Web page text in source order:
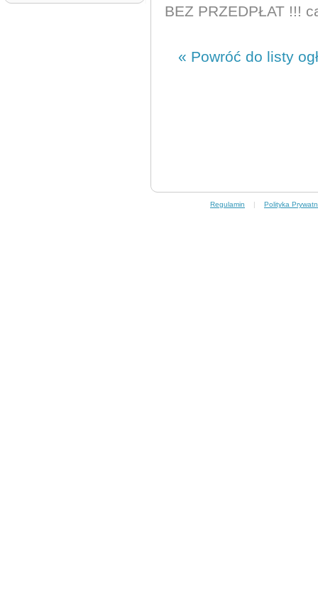
BEZ PRZEDPŁAT !!!
« Powróć do listy
Regulamin | Polityka